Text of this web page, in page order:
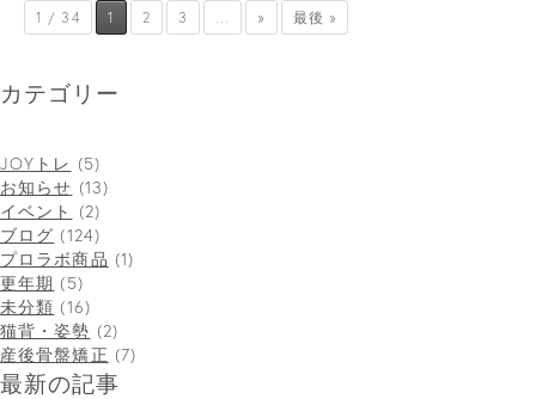
1 / 34 1 2 3 » 最後 »
カテゴリー
JOYトレ (5)
お知らせ (13)
イベント (2)
ブログ (124)
プロラボ商品 (1)
更年期 (5)
未分類 (16)
猫背・姿勢 (2)
産後骨盤矯正 (7)
最新の記事